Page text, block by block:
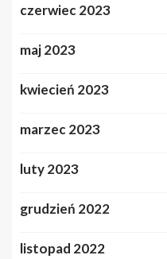
czerwiec 2023
maj 2023
kwiecień 2023
marzec 2023
luty 2023
grudzień 2022
listopad 2022